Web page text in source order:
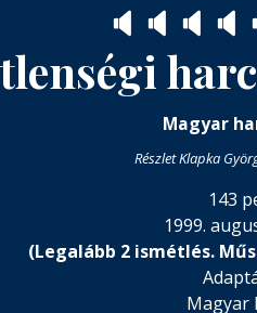
🔈 🔈 🔈 🔈
Magyar
Részlet Klapka
143
1999.
(Legalább 2 ismétlés.
Magyar